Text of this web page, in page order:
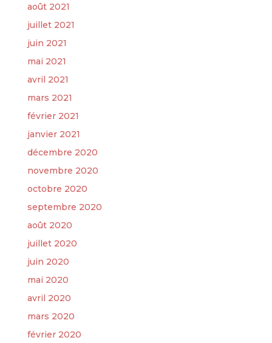
août 2021
juillet 2021
juin 2021
mai 2021
avril 2021
mars 2021
février 2021
janvier 2021
décembre 2020
novembre 2020
octobre 2020
septembre 2020
août 2020
juillet 2020
juin 2020
mai 2020
avril 2020
mars 2020
février 2020